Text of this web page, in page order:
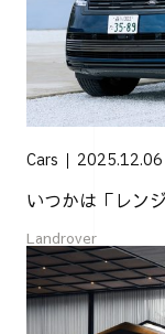
Cars 2025.12.06
いつかは「レン
Landrover